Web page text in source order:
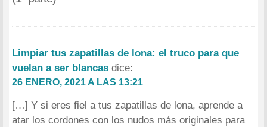
Limpiar tus zapatillas de lona: el truco para que
vuelan a ser blancas dice:
26 ENERO, 2021 A LAS 13:21
[…] Y si eres fiel a tus zapatillas de lona, aprende a
atar los cordones con los nudos más originales para